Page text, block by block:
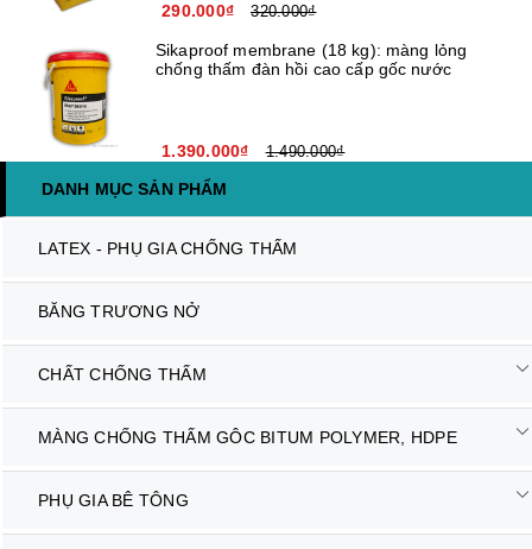
290.000₫ 320.000₫
Sikaproof membrane (18 kg): màng lỏng
chống thấm đàn hồi cao cấp gốc nước
1.390.000₫ 1.490.000₫
DANH MỤC SẢN PHẨM
LATEX - PHỤ GIA CHỐNG THẤM
BĂNG TRƯƠNG NỞ
CHẤT CHỐNG THẤM
MÀNG CHỐNG THẤM GÔC BITUM POLYMER, HDPE
PHỤ GIA BÊ TÔNG